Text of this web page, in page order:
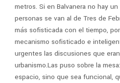
metros. Si en Balvanera no hay
personas se van al de Tres de
más sofisticada con el tiempo,
mecanismo sofisticado e
urgentes las discusiones que
urbanismo.Las puso sobre la
espacio, sino que sea funcional,